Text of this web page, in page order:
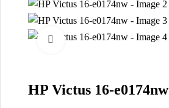
Click to enlarge
HP Victus 16-e0174nw